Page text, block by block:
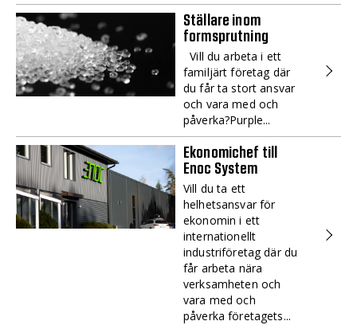
Ställare inom
formsprutning
Vill du arbeta i ett
familjärt företag där
du får ta stort ansvar
och vara med och
påverka?Purple...
Ekonomichef till
Enoc System
Vill du ta ett
helhetsansvar för
ekonomin i ett
internationellt
industriföretag där du
får arbeta nära
verksamheten och
vara med och
påverka företagets...